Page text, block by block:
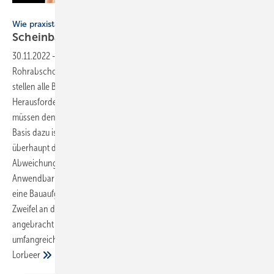
Wie praxistauglich sind Brandversuche für Rohrabschottungen?
Scheinbar geprüfte
30.11.2022 -
Rohrabschottungen? ▪ Zulassungskonforme Rohrabschottungen
stellen alle Baubeteiligten bei Planung und Ausführung vor große
Herausforderungen. Mit Gutachtern diskutierte „Abweichungen“
müssen den geforderten Feuerwiderstand erfüllen.
Basis dazu ist der Anwendbarkeitsnachweis. Aber gewährleistet dieser
überhaupt die Sicherheit, die in ihm gesehen wird? Wie soll dann eine
Abweichung bewertet werden, wenn schon die Aus­sagen aus dem
Anwendbarkeitsnachweis die sicherheitsrelevanten Ansprüche an
eine Bauaufgabe nicht erfüllen? Der Beitrag erläutert, warum durchaus
Zweifel an der „geprüften“ Sicherheit von Rohrabschottungen
angebracht sind, obwohl vom DIBt Nachweise (aBG) in Form
umfangreicher Prüfungen dazu verlangt werden. → Gerhard
Lorbeer